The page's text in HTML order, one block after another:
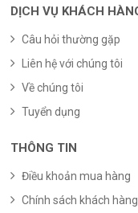
DỊCH VỤ KHÁCH
Câu hỏi thường gặp
Liên hệ với chúng tôi
Về chúng tôi
Tuyển dụng
THÔNG TIN
Điều khoản mua hàng
Chính sách khách